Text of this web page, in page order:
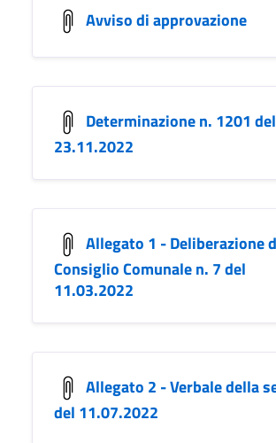
Avviso di approvazione
Determinazione n. 1201 del
23.11.2022
Allegato 1 - Deliberazione
Consiglio Comunale n. 7 del
11.03.2022
Allegato 2 - Verbale della
del 11.07.2022